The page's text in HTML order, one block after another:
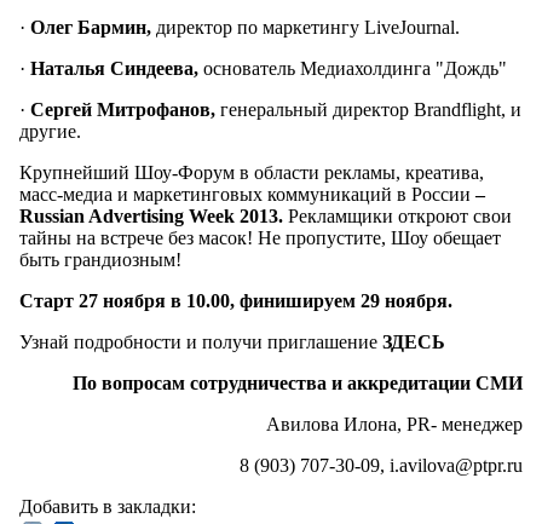
· Олег Бармин, директор по маркетингу LiveJournal.
· Наталья Синдеева, основатель Медиахолдинга "Дождь"
· Сергей Митрофанов, генеральный директор Brandflight, и
другие.
Крупнейший Шоу-Форум в области рекламы, креатива,
масс-медиа и маркетинговых коммуникаций в России –
Russian Advertising Week 2013. Рекламщики откроют свои
тайны на встрече без масок! Не пропустите, Шоу обещает
быть грандиозным!
Старт 27 ноября в 10.00, финишируем 29 ноября.
Узнай подробности и получи приглашение ЗДЕСЬ
По вопросам сотрудничества и аккредитации СМИ
Авилова Илона, PR- менеджер
8 (903) 707-30-09, i.avilova@ptpr.ru
Добавить в закладки: